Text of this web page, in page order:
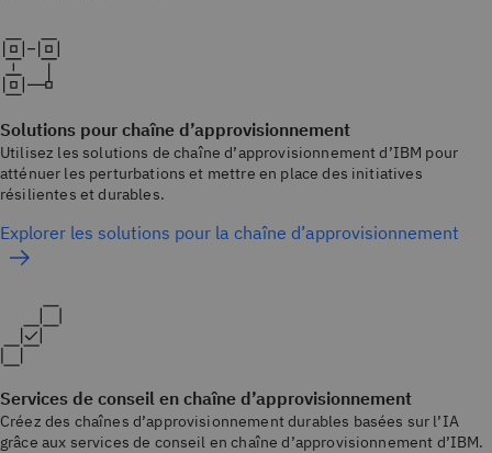
Solutions pour chaîne d’approvisionnement
Utilisez les solutions de chaîne d’approvisionnement d’IBM pour
atténuer les perturbations et mettre en place des initiatives
résilientes et durables.
Explorer les solutions pour la chaîne d’approvisionnement
Services de conseil en chaîne d’approvisionnement
Créez des chaînes d’approvisionnement durables basées sur l’IA
grâce aux services de conseil en chaîne d’approvisionnement d’IBM.